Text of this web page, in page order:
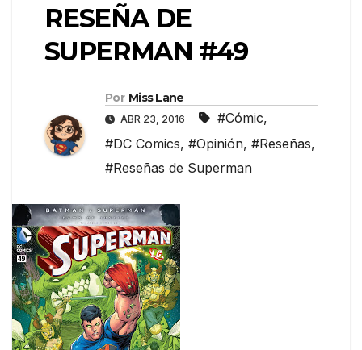
RESEÑA DE
SUPERMAN #49
Por Miss Lane
ABR 23, 2016 #Cómic,
#DC Comics, #Opinión, #Reseñas,
#Reseñas de Superman